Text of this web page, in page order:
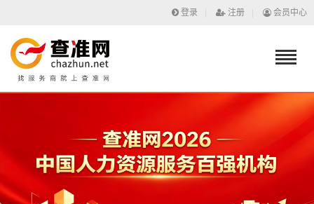
登录 注册 会员中心